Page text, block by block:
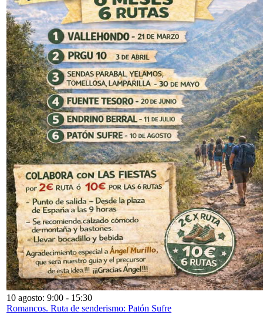
10 agosto: 9:00 - 15:30
Romancos. Ruta de senderismo: Patón Sufre